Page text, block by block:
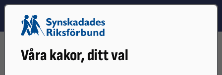
Våra kakor, ditt val
Hoppa till innehåll
Hoppa till hitta snabbt
DISTRIKT
SRF BOHUSLÄN MEDLEMSBLAD